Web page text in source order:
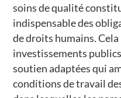
soins de qualité
indispensable des
de droits humains. Cela
investissements
soutien adaptées qui
conditions de travail